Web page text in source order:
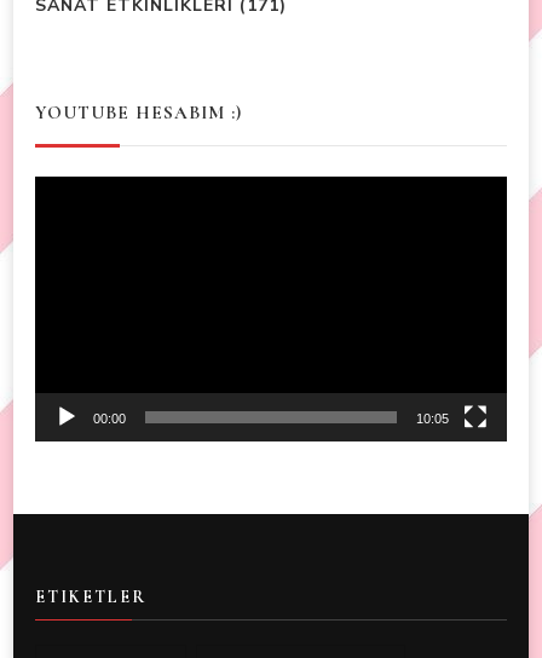
SANAT ETKINLIKLERI (171)
YOUTUBE HESABIM :)
00:00 10:05
ETIKETLER